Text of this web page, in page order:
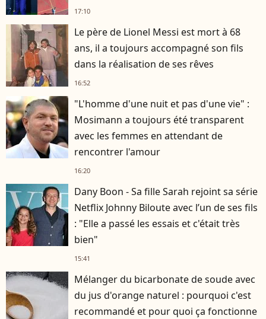
17:10
Le père de Lionel Messi est mort à 68
ans, il a toujours accompagné son fils
dans la réalisation de ses rêves
16:52
"L'homme d'une nuit et pas d'une vie" :
Mosimann a toujours été transparent
avec les femmes en attendant de
rencontrer l'amour
16:20
Dany Boon - Sa fille Sarah rejoint sa série
Netflix Johnny Biloute avec l’un de ses fils
: "Elle a passé les essais et c'était très
bien"
15:41
Mélanger du bicarbonate de soude avec
du jus d'orange naturel : pourquoi c'est
recommandé et pour quoi ça fonctionne